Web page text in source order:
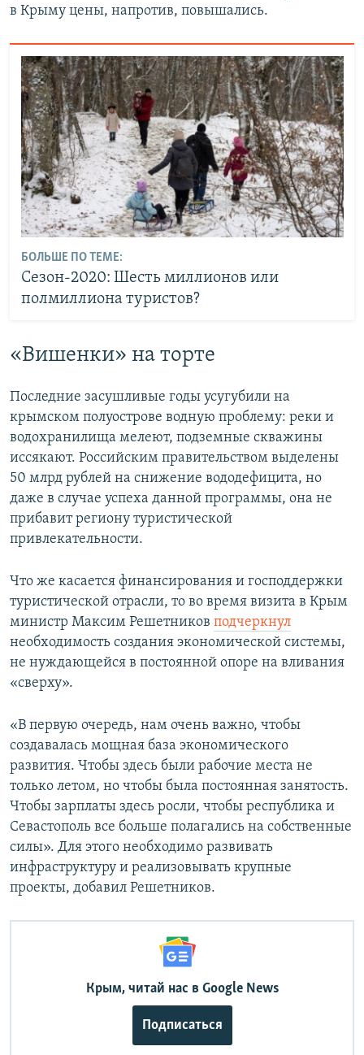
в Крыму цены, напротив, повышались.
БОЛЬШЕ ПО ТЕМЕ:
Сезон-2020: Шесть миллионов или
полмиллиона туристов?
«Вишенки» на торте
Последние засушливые годы усугубили на
крымском полуострове водную проблему: реки и
водохранилища мелеют, подземные скважины
иссякают. Российским правительством выделены
50 млрд рублей на снижение вододефицита, но
даже в случае успеха данной программы, она не
прибавит региону туристической
привлекательности.
Что же касается финансирования и господдержки
туристической отрасли, то во время визита в Крым
министр Максим Решетников подчеркнул
необходимость создания экономической системы,
не нуждающейся в постоянной опоре на вливания
«сверху».
«В первую очередь, нам очень важно, чтобы
создавалась мощная база экономического
развития. Чтобы здесь были рабочие места не
только летом, но чтобы была постоянная занятость.
Чтобы зарплаты здесь росли, чтобы республика и
Севастополь все больше полагались на собственные
силы». Для этого необходимо развивать
инфраструктуру и реализовывать крупные
проекты, добавил Решетников.
Крым, читай нас в Google News
Подписаться